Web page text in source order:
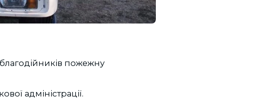
пожежну
адміністрації.